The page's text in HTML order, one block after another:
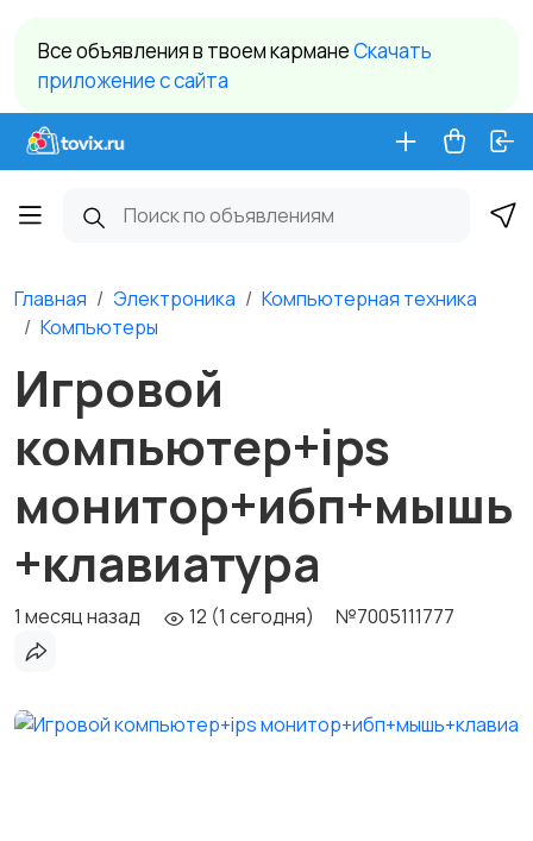
Все объявления в твоем карманеCкачать
приложение c сайта
Главная Электроника
Компьютерная техника
Компьютеры
Игровой
компьютер+ips
монитор+ибп+мышь
+клавиатура
1 месяц назад 12 (1 сегодня) №7005111777